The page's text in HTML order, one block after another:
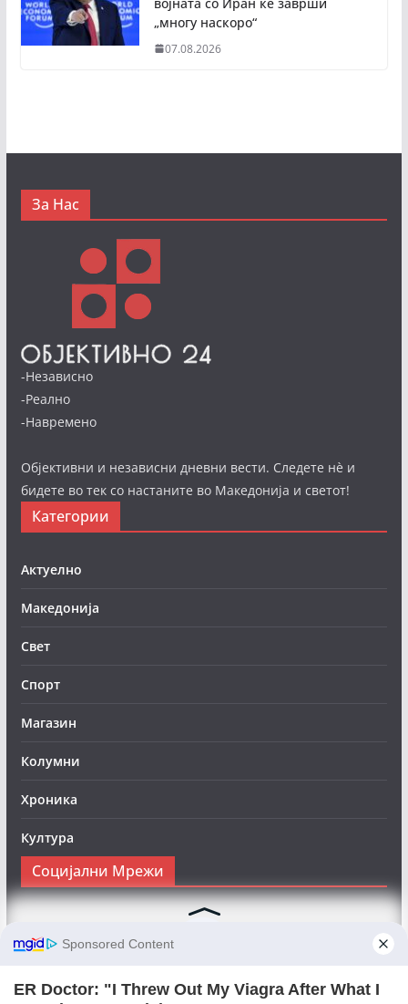
„многу наскоро“
07.08.2026
За Нас
-Независно
-Реално
-Навремено
Објективни и независни дневни вести. Следете нè и
бидете во тек со настаните во Македонија и светот!
Категории
Актуелно
Македонија
Свет
Спорт
Магазин
Колумни
Хроника
Култура
Социјални Мрежи